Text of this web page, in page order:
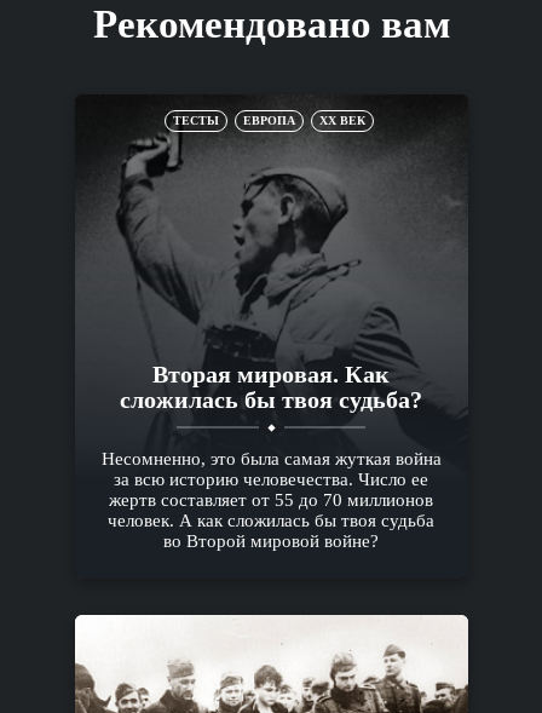
Рекомендовано вам
ТЕСТЫ ЕВРОПА XX ВЕК
Вторая мировая. Как
сложилась бы твоя судьба?
Несомненно, это была самая жуткая война
за всю историю человечества. Число ее
жертв составляет от 55 до 70 миллионов
человек. А как сложилась бы твоя судьба
во Второй мировой войне?